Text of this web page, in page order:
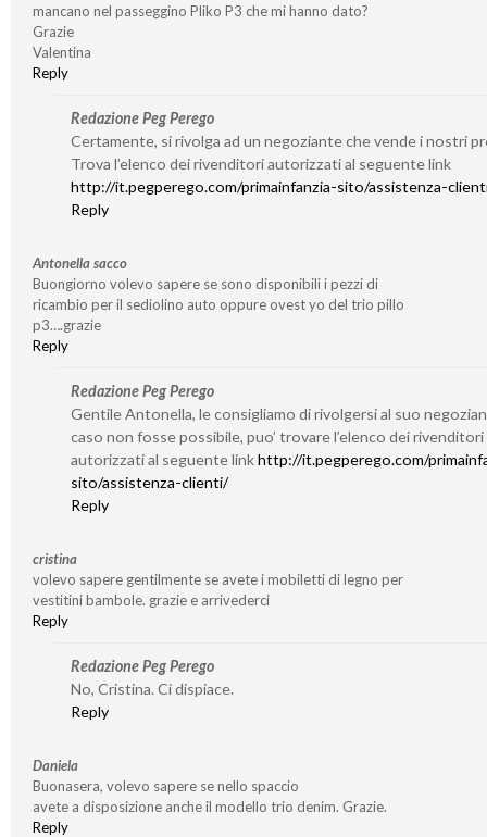
mancano nel passeggino Pliko P3 che mi hanno dato?
Grazie
Valentina
Reply
Redazione Peg Perego
Certamente, si rivolga ad un negoziante che vende i nostri
Trova l’elenco dei rivenditori autorizzati al seguente link
http://it.pegperego.com/primainfanzia-sito/assistenza-
Reply
Antonella sacco
Buongiorno volevo sapere se sono disponibili i pezzi di
ricambio per il sediolino auto oppure ovest yo del trio pillo
p3….grazie
Reply
Redazione Peg Perego
Gentile Antonella, le consigliamo di rivolgersi al suo
caso non fosse possibile, puo’ trovare l’elenco dei rivenditori
autorizzati al seguente linkhttp://it.pegperego.com/
sito/assistenza-clienti/
Reply
cristina
volevo sapere gentilmente se avete i mobiletti di legno per
vestitini bambole. grazie e arrivederci
Reply
Redazione Peg Perego
No, Cristina. Ci dispiace.
Reply
Daniela
Buonasera, volevo sapere se nello spaccio
avete a disposizione anche il modello trio denim. Grazie.
Reply